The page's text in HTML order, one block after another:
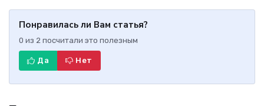
Понравилась ли Вам статья?
0 из 2 посчитали это полезным
Да Нет